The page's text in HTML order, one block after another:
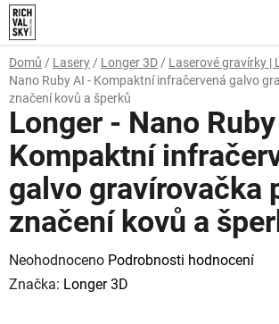
Přejít
na
obsah
Domů / Lasery / Longer 3D / Laserové gravírky |
Nano Ruby AI - Kompaktní infračervená galvo
značení kovů a šperků
Longer - Nano
Kompaktní
galvo gravírovačka
značení kovů a
Průměrné
hodnocení
Neohodnoceno Podrobnosti hodnocení
Značka: Longer 3D